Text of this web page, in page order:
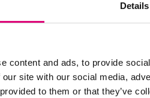
Details
content and ads, to provide
site with our social media,
to them or that they’ve